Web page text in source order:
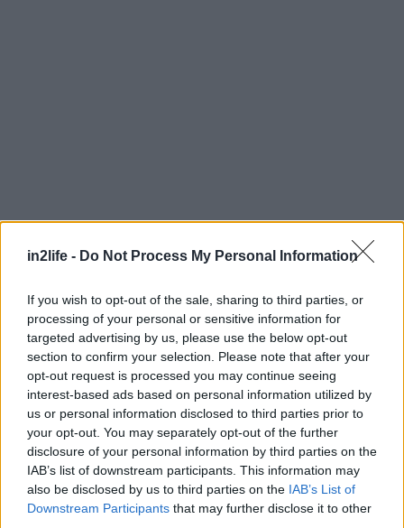
in2life - Do Not Process My Personal Information
If you wish to opt-out of the sale, sharing to third parties, or
processing of your personal or sensitive information for
targeted advertising by us, please use the below opt-out
section to confirm your selection. Please note that after your
opt-out request is processed you may continue seeing
interest-based ads based on personal information utilized by
us or personal information disclosed to third parties prior to
your opt-out. You may separately opt-out of the further
disclosure of your personal information by third parties on the
IAB’s list of downstream participants. This information may
also be disclosed by us to third parties on the IAB’s List of
Downstream Participants that may further disclose it to other
Αναζήτηση
για...